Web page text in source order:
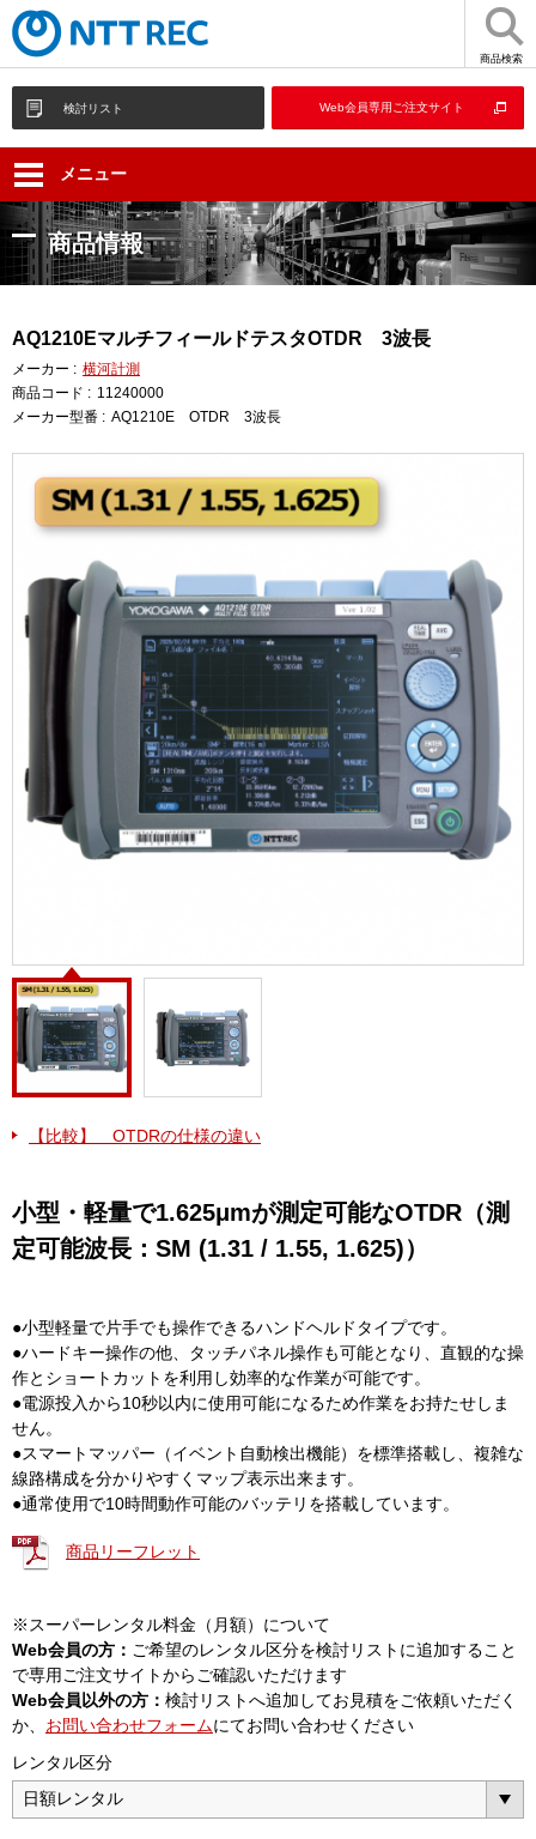
商品検索
検討リスト Web会員専用ご注文サイト
メニュー
商品情報
AQ1210EマルチフィールドテスタOTDR 3波長
メーカー : 横河計測
商品コード : 11240000
メーカー型番 : AQ1210E OTDR 3波長
【比較】 OTDRの仕様の違い
小型・軽量で1.625μmが測定可能なOTDR（測
定可能波長：SM (1.31 / 1.55, 1.625)）
●小型軽量で片手でも操作できるハンドヘルドタイプです。
●ハードキー操作の他、タッチパネル操作も可能となり、直観的な操
作とショートカットを利用し効率的な作業が可能です。
●電源投入から10秒以内に使用可能になるため作業をお持たせしま
せん。
●スマートマッパー（イベント自動検出機能）を標準搭載し、複雑な
線路構成を分かりやすくマップ表示出来ます。
●通常使用で10時間動作可能のバッテリを搭載しています。
商品リーフレット
※スーパーレンタル料金（月額）について
Web会員の方： ご希望のレンタル区分を検討リストに追加すること
で専用ご注文サイトからご確認いただけます
Web会員以外の方： 検討リストへ追加してお見積をご依頼いただく
か、 お問い合わせフォームにてお問い合わせください
レンタル区分